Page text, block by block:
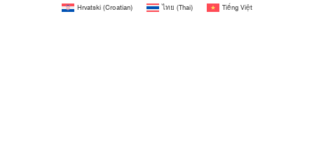
Hrvatski (Croatian) ไทย (Thai) Tiếng Việt